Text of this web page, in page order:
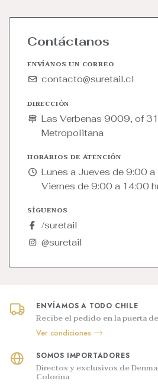
Contáctanos
ENVÍANOS UN CORREO
contacto@suretail.cl
DIRECCIÓN
Las Verbenas 9009, of
Metropolitana
HORARIOS DE ATENCIÓN
Lunes a Jueves de 9:00 a
Viernes de 9:00 a 14:00
SÍGUENOS
/suretail
@suretail
ENVÍAMOS A TODO CHILE
Recibe el pedido en la puerta
Ver condiciones
SOMOS IMPORTADORES
Directos y exclusivos de
Colorina